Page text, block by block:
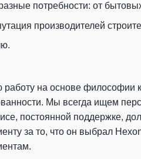
потребности: от
производителей
на основе философии
Мы всегда ищем
постоянной поддержке,
за то, что он выбрал